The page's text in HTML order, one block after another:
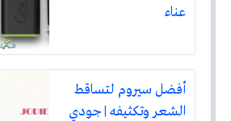
عناء
أفضل سيروم لتساقط
الشعر وتكثيفه | جودي